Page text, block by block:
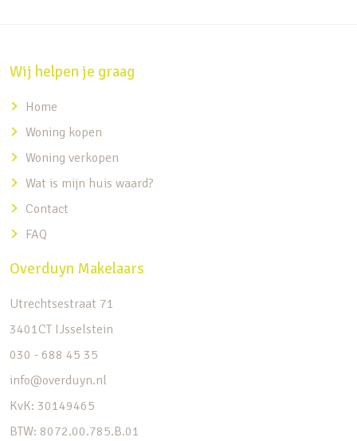
Wij helpen je graag
Home
Woning kopen
Woning verkopen
Wat is mijn huis waard?
Contact
FAQ
Overduyn Makelaars
Utrechtsestraat 71
3401CT IJsselstein
030 - 688 45 35
info@overduyn.nl
KvK: 30149465
BTW: 8072.00.785.B.01